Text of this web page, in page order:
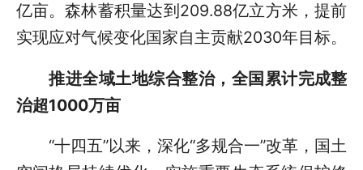
亿亩。森林蓄积量达到209.88亿立方米，提前
实现应对气候变化国家自主贡献2030年目标。
推进全域土地综合整治，全国累计完成整
治超1000万亩
“十四五”以来，深化“多规合一”改革，国土